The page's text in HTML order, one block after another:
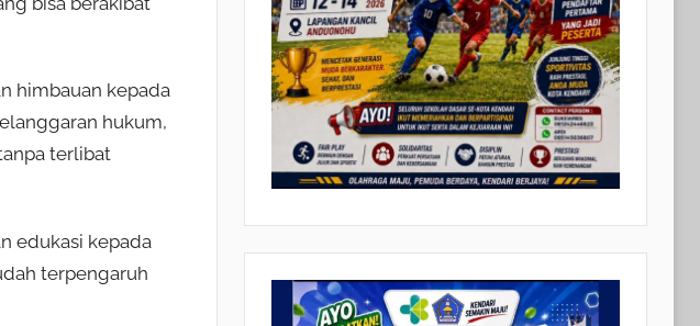
himbauan kepada
hukum,
terlibat
edukasi kepada
terpengaruh